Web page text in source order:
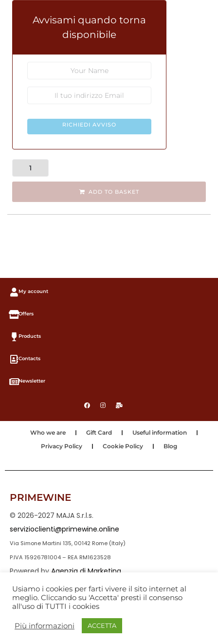
Avvisami quando torna
disponibile
RICHIEDI AVVISO
ADD TO BASKET
My account
Offers
Products
Contacts
Newsletter
Who we are Gift Card
Useful information
Privacy Policy
Cookie Policy Blog
PRIMEWINE
© 2026-2027 MAJA S.r.l.s.
servizioclienti@primewine.online
Via Simone Martini 135, 00142 Rome (Italy)
P.IVA 15926781004 – REA RM1623528
Powered by Agenzia di Marketing
Usiamo i cookies per farti vivere il sito internet al
meglio. Cliccando su 'Accetta' presti il consenso
all'uso di TUTTI i cookies
Più informazioni ACCETTA